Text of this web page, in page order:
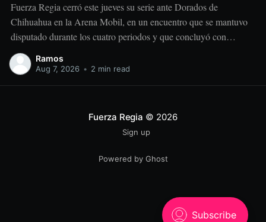
Fuerza Regia cerró este jueves su serie ante Dorados de
Chihuahua en la Arena Mobil, en un encuentro que se mantuvo
disputado durante los cuatro periodos y que concluyó con
marcador de 86-92 a favor del conjunto visitante. El cuadro
regiomontano se mantuvo cerca desde el comienzo. Dorados
Ramos
Aug 7, 2026 • 2 min read
Fuerza Regia © 2026
Sign up
Powered by Ghost